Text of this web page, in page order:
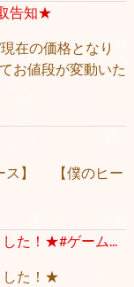
告知★
の価格となり
お値段が変動いた
ス】 【僕のヒー
た！★#ゲーム...
した！★